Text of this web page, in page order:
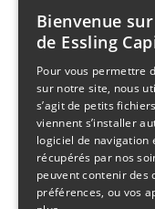
Bienvenue
de Essling
Pour vous permettre
sur notre site, nous
s’agit de petits
viennent s’installer
logiciel de navigation
récupérés par nos
peuvent contenir des
préférences, ou vos